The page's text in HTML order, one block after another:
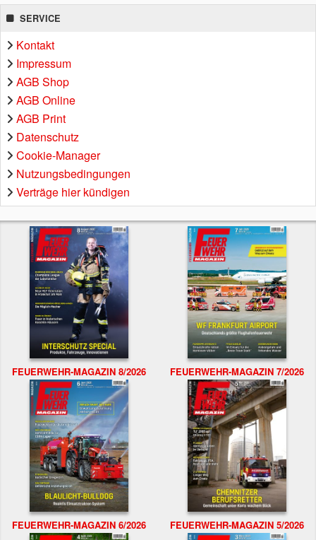
SERVICE
Kontakt
Impressum
AGB Shop
AGB Online
AGB Print
Datenschutz
Cookie-Manager
Nutzungsbedingungen
Verträge hier kündigen
FEUERWEHR-MAGAZIN 8/2026 FEUERWEHR-MAGAZIN 7/2026
FEUERWEHR-MAGAZIN 6/2026 FEUERWEHR-MAGAZIN 5/2026